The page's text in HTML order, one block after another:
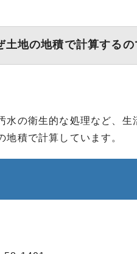
土地の地積で計算するの
の衛生的な処理など、
積で計算しています。